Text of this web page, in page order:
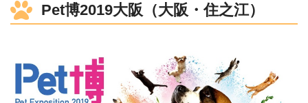
Point
Pet博2019大阪（大阪・住之江）